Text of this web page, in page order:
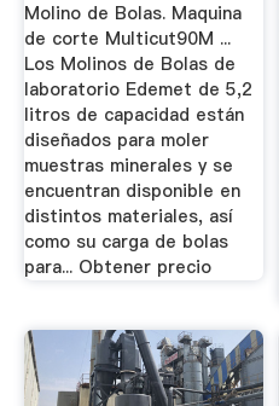
Molino de Bolas. Maquina
de corte Multicut90M ...
Los Molinos de Bolas de
laboratorio Edemet de 5,2
litros de capacidad están
diseñados para moler
muestras minerales y se
encuentran disponible en
distintos materiales, así
como su carga de bolas
para... Obtener precio